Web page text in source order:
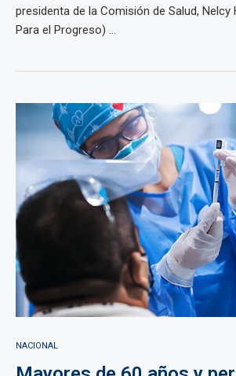
presidenta de la Comisión de Salud, Nelcy
Para el Progreso) ...
NACIONAL